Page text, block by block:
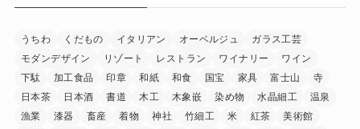
うちわ くだもの イタリアン オーベルジュ
ガラス工芸
モダンデザイン
リゾート レストラン ワイナリー
ワイン
下駄
加工食品 印章 和紙 和食 国宝 家具 富士山
寺
日本茶
日本酒 書道 木工 木象嵌 染め物 水晶細工
温泉
漁業
漆器 畜産 着物 神社 竹細工 米 紅茶
美術館